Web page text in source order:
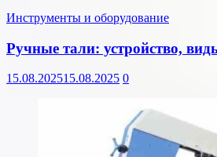
Инструменты и оборудование
Ручные тали: устройство,
15.08.202515.08.2025 0